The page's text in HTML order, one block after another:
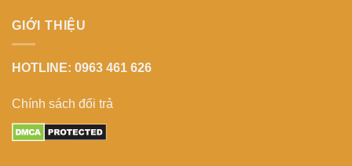
GIỚI THIỆU
HOTLINE: 0963 461 626
Chính sách đổi trả